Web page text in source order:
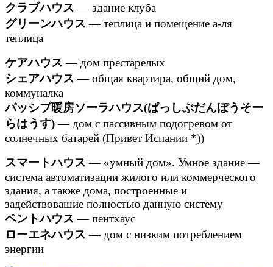
クラブハウス — здание клуба
グリーンハウス — теплица и помещение а-ля
теплица
ケアハウス — дом престарелых
シェアハウス — общая квартира, общий дом,
коммуналка
パッシブ暖房ソーラハウス(ぱっしぶだんぼうそー
らはうす)— дом с пассивным подогревом от
солнечных батарей (Привет Испании *))
スマートハウス — «умный дом». Умное здание —
система автоматизации жилого или коммерческого
здания, а также дома, построенные и
задействовашие полностью данную систему
ペントハウス — пентхаус
ローエネハウス — дом с низким потреблением
энергии